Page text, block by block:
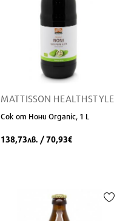
MATTISSON HEALTHSTYLE
Сок от Нони Organic, 1 L
138,73лв. / 70,93€